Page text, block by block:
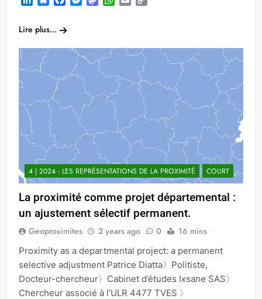
Lire plus...
4 | 2024 - LES REPRÉSENTATIONS DE LA PROXIMITÉ COURT
La proximité comme projet départemental :
un ajustement sélectif permanent.
Geoproximites 2 years ago 0 16 mins
Proximity as a departmental project: a permanent
selective adjustment Patrice Diatta〉Politiste,
Docteur-chercheur〉Cabinet d’études Ixsane SAS〉
Chercheur associé à l’ULR 4477 TVES 〉